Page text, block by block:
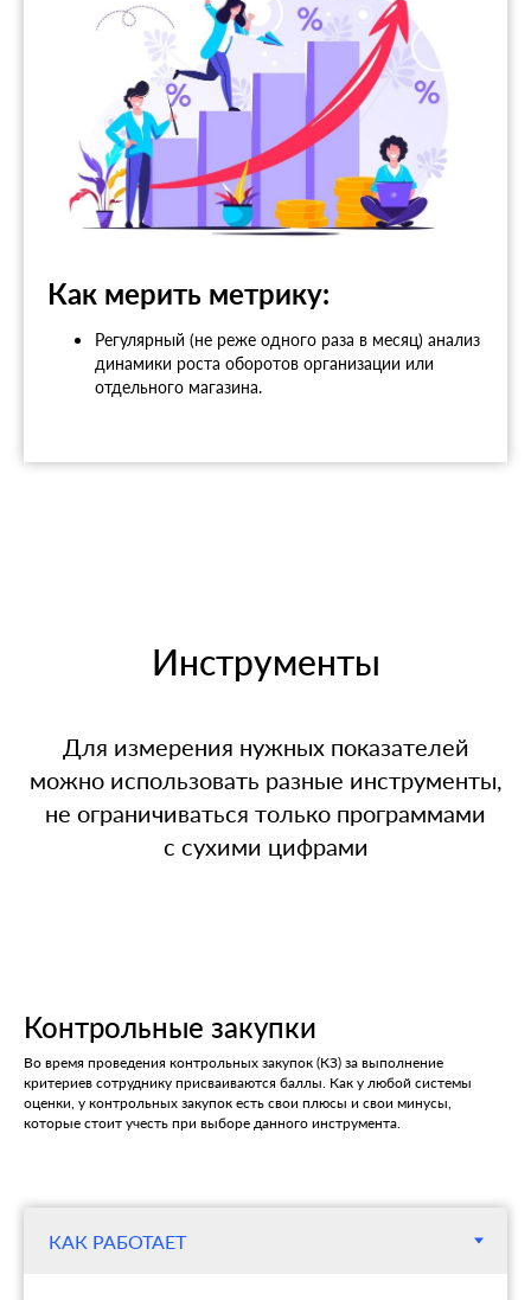
Как мерить метрику:
Регулярный (не реже одного раза в месяц) анализ
динамики роста оборотов организации или
отдельного магазина.
Инструменты
Для измерения нужных показателей
можно использовать разные инструменты,
не ограничиваться только программами
с сухими цифрами
Контрольные закупки
Во время проведения контрольных закупок (КЗ) за выполнение
критериев сотруднику присваиваются баллы. Как у любой системы
оценки, у контрольных закупок есть свои плюсы и свои минусы,
которые стоит учесть при выборе данного инструмента.